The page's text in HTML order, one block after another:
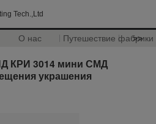
Tech.,Ltd
О нас Путешествие фабрики
>>
КРИ 3014 мини СМД
украшения